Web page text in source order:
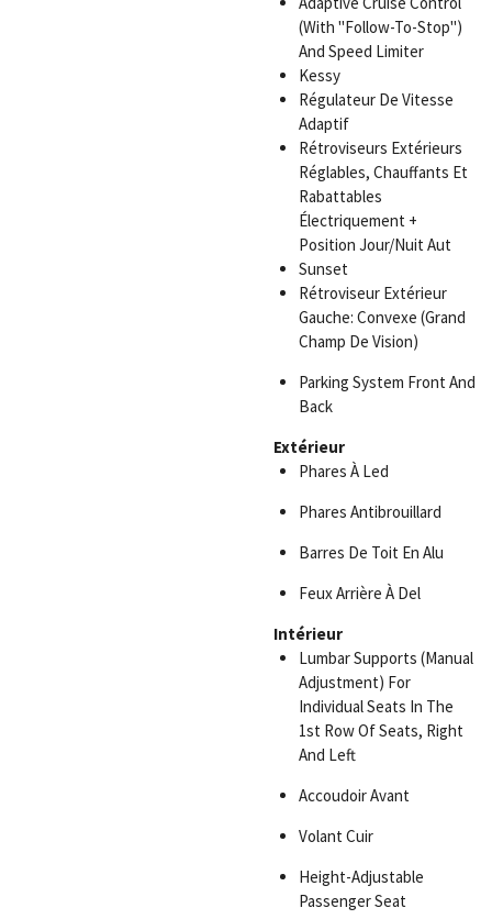
(With "Follow-To-Stop")
And Speed Limiter
Kessy
Régulateur De Vitesse
Adaptif
Rétroviseurs Extérieurs
Réglables, Chauffants Et
Rabattables
Électriquement +
Position Jour/Nuit Aut
Sunset
Rétroviseur Extérieur
Gauche: Convexe (Grand
Champ De Vision)
Parking System Front And
Back
Extérieur
Phares À Led
Phares Antibrouillard
Barres De Toit En Alu
Feux Arrière À Del
Intérieur
Lumbar Supports (Manual
Adjustment) For
Individual Seats In The
1st Row Of Seats, Right
And Left
Accoudoir Avant
Volant Cuir
Height-Adjustable
Passenger Seat